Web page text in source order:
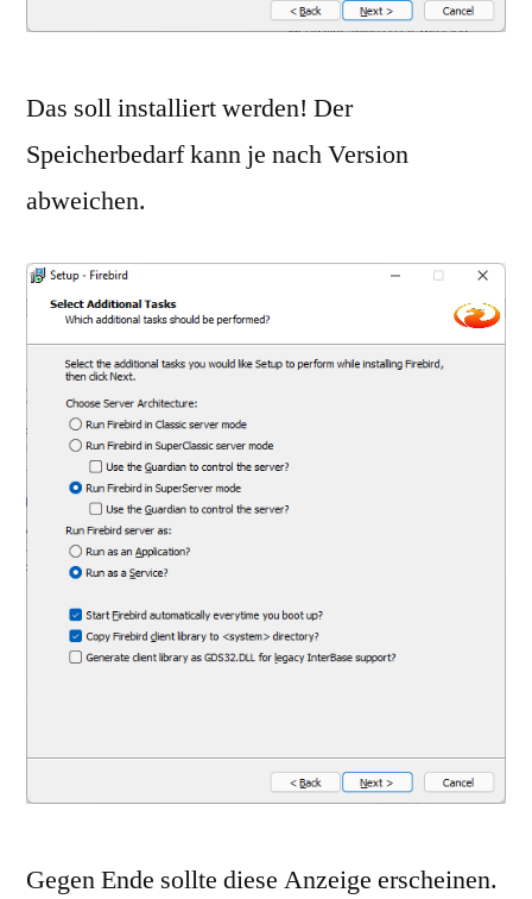
Das soll installiert werden! Der
Speicherbedarf kann je nach Version
abweichen.
Gegen Ende sollte diese Anzeige erscheinen.